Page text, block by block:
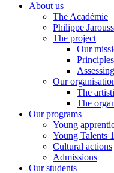
About us
The Académie
Philippe
The project
Our
Our
The
The
Our programs
Young
Young Talents
Cultural actions
Admissions
Our students